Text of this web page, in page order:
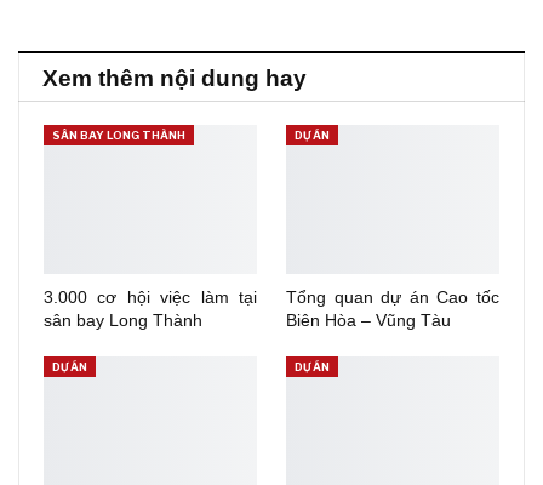
Xem thêm nội dung hay
SÂN BAY LONG THÀNH
3.000 cơ hội việc làm tại
sân bay Long Thành
DỰ ÁN
Tổng quan dự án Cao tốc
Biên Hòa – Vũng Tàu
DỰ ÁN DỰ ÁN